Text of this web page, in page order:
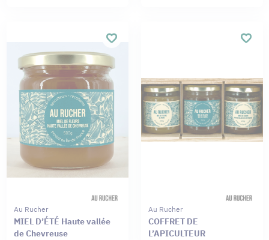
Au Rucher
MIEL D’ÉTÉ Haute vallée
de Chevreuse
Au Rucher
COFFRET DE
L’APICULTEUR